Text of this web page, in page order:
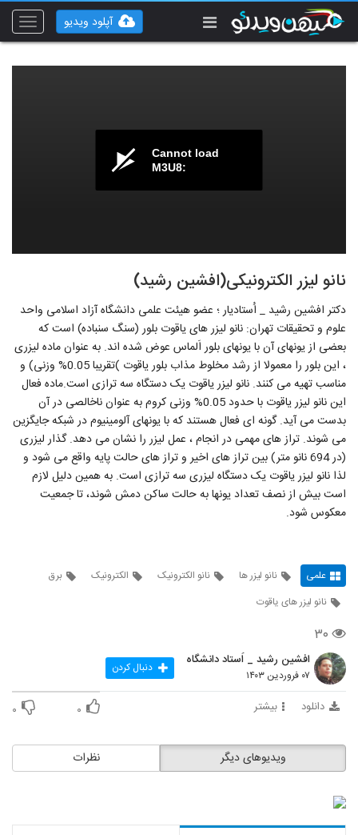
Toggle
آپلود ویدیو
Cannot load
M3U8:
نانو لیزر الکترونیکی(افشین رشید)
دکتر افشین رشید _ اُستادیار ؛ عضو هیئت علمی دانشگاه آزاد اسلامی واحد
علوم و تحقیقات تهران: نانو لیزر های یاقوت بلور (سنگ سنباده) است که
بعضی از یونهای آن با یونهای بلور اَلماس عوض شده ‌اند. به عنوان ماده لیزری
، این بلور را معمولا از رشد مخلوط مذاب بلور یاقوت )تقریبا 0.05% وزنی) و
مناسب تهیه می ‌کنند. نانو لیزر یاقوت یک دستگاه سه ترازی است.ماده فعال
این نانو لیزر یاقوت با حدود 0.05% وزنی کروم به عنوان ناخالصی در آن
بدست می‌ آید. گونه ای فعال هستند که با یونهای آلومینیوم در شبکه جایگزین
می ‌شوند. تراز های مهمی در انجام ، عمل لیزر را نشان می ‌دهد. گذار لیزری
(در 694 نانو متر) بین تراز های اخیر و تراز های حالت پایه واقع می ‌شود و
لذا نانو لیزر یاقوت یک دستگاه لیزری سه ترازی است. به همین دلیل لازم
است بیش از نصف تعداد یونها به حالت ساکن دمش شوند، تا جمعیت
معکوس شود.
علمی نانو لیزر ها نانو الکترونیک الکترونیک
برق
نانو لیزر های یاقوت
۳۰
افشین رشید _ اُستاد دانشگاه
۰۷ فروردین ۱۴۰۳ دنبال کردن
دانلود بیشتر ۰ ۰
نظرات ویدیوهای دیگر